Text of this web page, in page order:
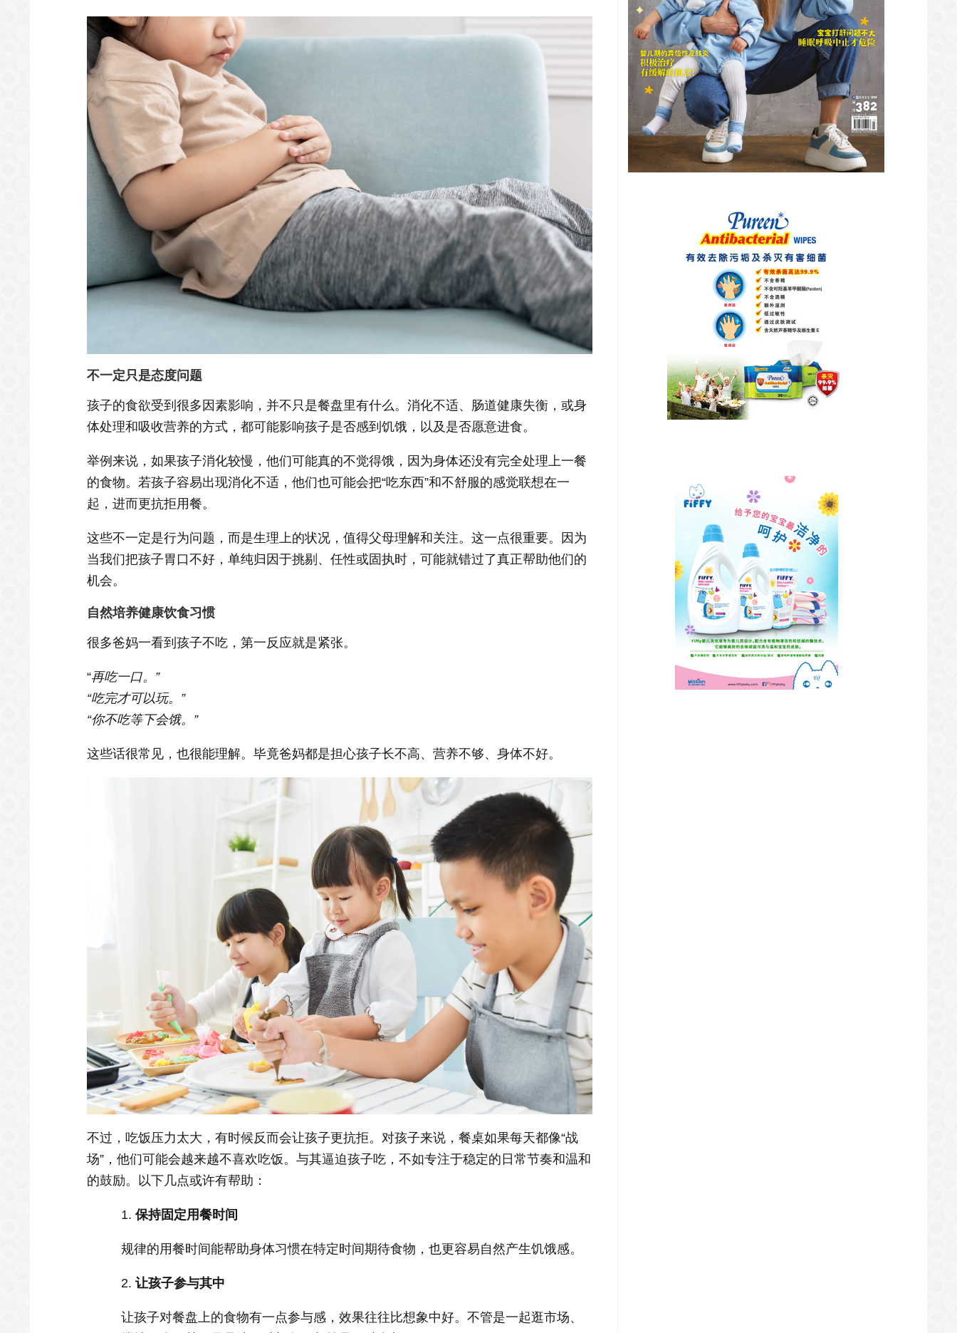
不一定只是态度问题
孩子的食欲受到很多因素影响，并不只是餐盘里有什么。消化不适、肠道健康失衡，或身
体处理和吸收营养的方式，都可能影响孩子是否感到饥饿，以及是否愿意进食。
举例来说，如果孩子消化较慢，他们可能真的不觉得饿，因为身体还没有完全处理上一餐
的食物。若孩子容易出现消化不适，他们也可能会把“吃东西”和不舒服的感觉联想在一
起，进而更抗拒用餐。
这些不一定是行为问题，而是生理上的状况，值得父母理解和关注。这一点很重要。因为
当我们把孩子胃口不好，单纯归因于挑剔、任性或固执时，可能就错过了真正帮助他们的
机会。
自然培养健康饮食习惯
很多爸妈一看到孩子不吃，第一反应就是紧张。
“再吃一口。”
“吃完才可以玩。”
“你不吃等下会饿。”
这些话很常见，也很能理解。毕竟爸妈都是担心孩子长不高、营养不够、身体不好。
不过，吃饭压力太大，有时候反而会让孩子更抗拒。对孩子来说，餐桌如果每天都像“战
场”，他们可能会越来越不喜欢吃饭。与其逼迫孩子吃，不如专注于稳定的日常节奏和温和
的鼓励。以下几点或许有帮助：
1. 保持固定用餐时间
规律的用餐时间能帮助身体习惯在特定时间期待食物，也更容易自然产生饥饿感。
2. 让孩子参与其中
让孩子对餐盘上的食物有一点参与感，效果往往比想象中好。不管是一起逛市场、